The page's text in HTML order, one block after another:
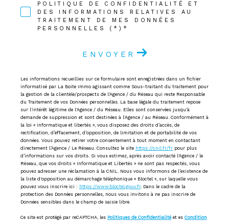
POLITIQUE DE CONFIDENTIALITÉ ET
DES INFORMATIONS RELATIVES AU
TRAITEMENT DE MES DONNÉES
PERSONNELLES (*)*
ENVOYER
Les informations recueillies sur ce formulaire sont enregistrées dans un fichier
informatisé par La Boite Immo agissant comme Sous-traitant du traitement pour
la gestion de la clientèle/prospects de l'Agence / du Réseau qui reste Responsable
du Traitement de vos Données personnelles. La base légale du traitement repose
sur l'intérêt légitime de l'Agence / du Réseau. Elles sont conservées jusqu'à
demande de suppression et sont destinées à l'Agence / au Réseau. Conformément à
la loi « informatique et libertés », vous disposez des droits d’accès, de
rectification, d’effacement, d’opposition, de limitation et de portabilité de vos
données. Vous pouvez retirer votre consentement à tout moment en contactant
directement l’Agence / Le Réseau. Consultez le site https://cnil.fr/fr pour plus
d’informations sur vos droits. Si vous estimez, après avoir contacté l'Agence / le
Réseau, que vos droits « Informatique et Libertés » ne sont pas respectés, vous
pouvez adresser une réclamation à la CNIL. Nous vous informons de l’existence de
la liste d'opposition au démarchage téléphonique « Bloctel », sur laquelle vous
pouvez vous inscrire ici : https://www.bloctel.gouv.fr. Dans le cadre de la
protection des Données personnelles, nous vous invitons à ne pas inscrire de
Données sensibles dans le champ de saisie libre.
Ce site est protégé par reCAPTCHA, les Politiques de Confidentialitéet es Condition